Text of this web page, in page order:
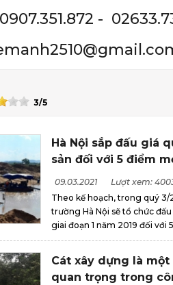
0907.351.872 -
3/5
Hà Nội sắp đấu giá
sản đối với 5 điểm
09.03.2021
Lượt xem:
Theo kế hoạch, trong quý 3/
trường Hà Nội sẽ tổ chức
giai đoạn 1 năm 2019 đối với
Cát xây dựng là
quan trọng trong